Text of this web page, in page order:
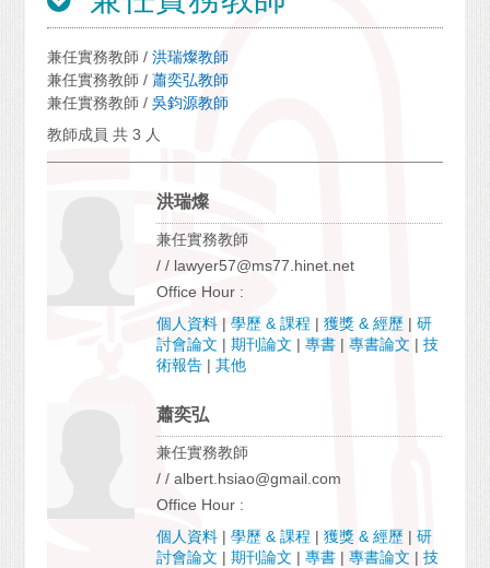
兼任實務教師 /洪瑞燦教師
兼任實務教師 /蕭奕弘教師
兼任實務教師 /吳鈞源教師
教師成員 共 3 人
洪瑞燦
兼任實務教師
/ / lawyer57@ms77.hinet.net
Office Hour :
個人資料 |學歷 & 課程 |獲獎 & 經歷 |研
討會論文 |期刊論文 |專書 |專書論文 |技
術報告 |其他
蕭奕弘
兼任實務教師
/ / albert.hsiao@gmail.com
Office Hour :
個人資料 |學歷 & 課程 |獲獎 & 經歷 |研
討會論文 |期刊論文 |專書 |專書論文 |技